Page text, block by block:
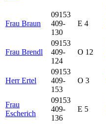
Frau Braun
09153
409-
130
E 4
Frau Brendl
09153
409-
124
O 12
Herr Ertel
09153
409-
153
O 3
Frau
Escherich
09153
409-
136
E 5